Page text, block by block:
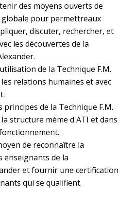
des moyens ouverts de
pour permettreaux
discuter, rechercher, et
les découvertes de la
de la Technique F.M.
relations humaines et avec
principes de la Technique F.M.
structure mème d'ATI et dans
de reconnaître la
enseignants de la
et fournir une certification
qui se qualifient.